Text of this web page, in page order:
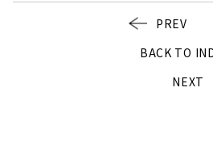
PREV
BACK TO
NEXT